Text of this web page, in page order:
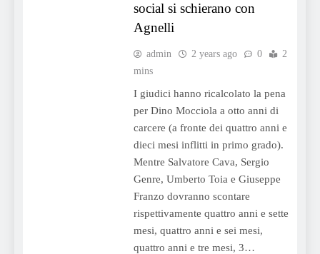
social si schierano con
Agnelli
admin 2 years ago 0
2
mins
I giudici hanno ricalcolato la pena
per Dino Mocciola a otto anni di
carcere (a fronte dei quattro anni e
dieci mesi inflitti in primo grado).
Mentre Salvatore Cava, Sergio
Genre, Umberto Toia e Giuseppe
Franzo dovranno scontare
rispettivamente quattro anni e sette
mesi, quattro anni e sei mesi,
quattro anni e tre mesi, 3…